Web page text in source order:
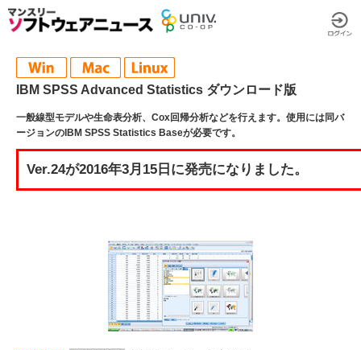
IBM SPSS Advanced Statistics ダウンロード版
一般線型モデルや生命表分析、Cox回帰分析などを行えます。使用には同バ
ージョンのIBM SPSS Statistics Baseが必要です。
Ver.24が2016年3月15日に発売になりました。